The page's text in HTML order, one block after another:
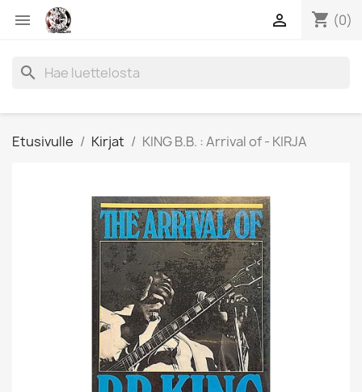
 shopping_cart (0)

search
Etusivulle Kirjat KING B.B. : Arrival of - KIRJA